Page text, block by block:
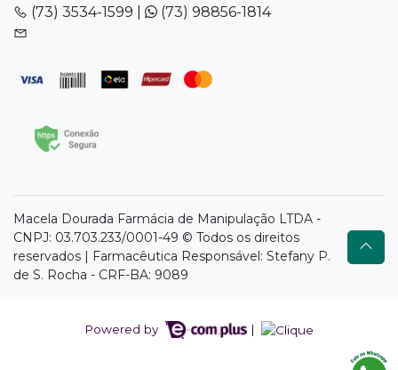
(73) 3534-1599 |
(73) 98856-1814
Macela Dourada Farmácia de Manipulação LTDA -
CNPJ: 03.703.233/0001-49 © Todos os direitos
reservados | Farmacêutica Responsável: Stefany P.
de S. Rocha - CRF-BA: 9089
Powered by |